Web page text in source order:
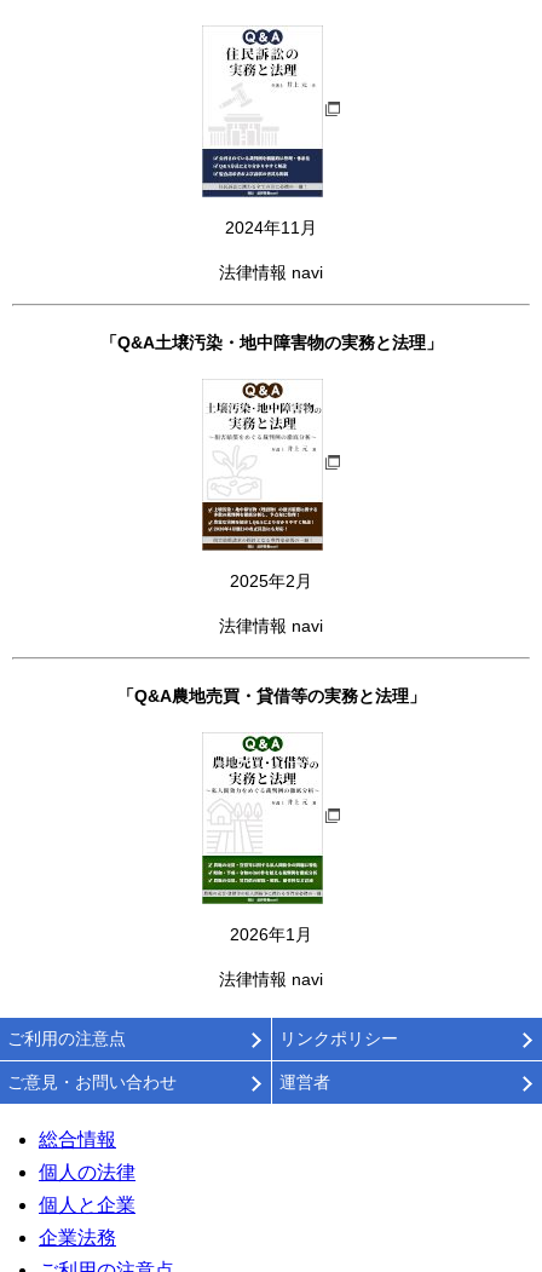
2024年11月
法律情報 navi
「Q&A土壌汚染・地中障害物の実務と法理」
2025年2月
法律情報 navi
「Q&A農地売買・貸借等の実務と法理」
2026年1月
法律情報 navi
ご利用の注意点 リンクポリシー
ご意見・お問い合わせ 運営者
総合情報
個人の法律
個人と企業
企業法務